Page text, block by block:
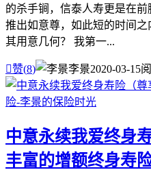
的杀手锏，信泰人寿更是在
推出如意尊，如此短的时间之
其用意几何？ 我第一...
赞(8) 李景2020-03-15
中意永续我爱终身
丰富的增额终身寿